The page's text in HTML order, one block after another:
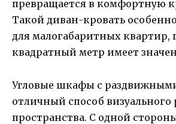
превращается в комфортную
Такой диван-кровать
для малогабаритных квартир,
квадратный метр имеет
Угловые шкафы с
отличный способ визуального
пространства. С одной